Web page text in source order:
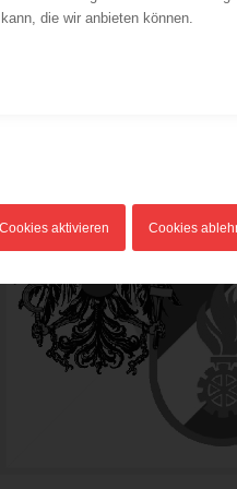
die wir anbieten können.
aktivieren Cookies